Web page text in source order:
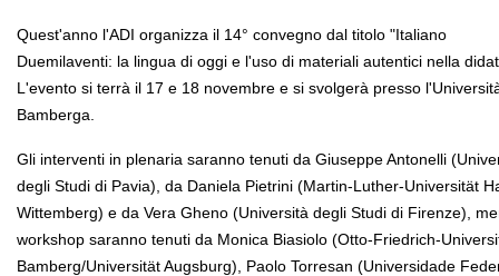
Quest'anno l'ADI organizza il 14° convegno dal titolo "Italiano
Duemilaventi: la lingua di oggi e l'uso di materiali autentici nella
L'evento si terrà il 17 e 18 novembre e si svolgerà presso
Bamberga.
Gli interventi in plenaria saranno tenuti da Giuseppe Antonelli
degli Studi di Pavia), da Daniela Pietrini (Martin-Luther-Universität
Wittemberg) e da Vera Gheno (Università degli Studi di Firenze),
workshop saranno tenuti da Monica Biasiolo (Otto-Friedrich-
Bamberg/Universität Augsburg), Paolo Torresan (Universidade